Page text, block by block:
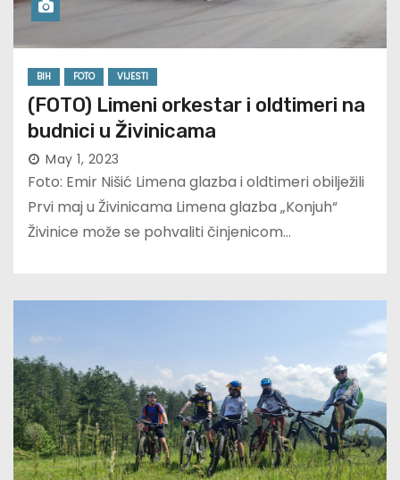
BIH FOTO VIJESTI
(FOTO) Limeni orkestar i oldtimeri na
budnici u Živinicama
May 1, 2023
Foto: Emir Nišić Limena glazba i oldtimeri obilježili
Prvi maj u Živinicama Limena glazba „Konjuh“
Živinice može se pohvaliti činjenicom…